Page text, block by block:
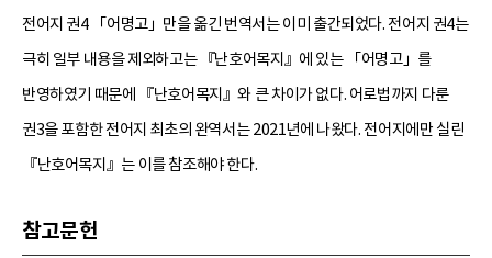
전어지 권4 「어명고」만을 옮긴 번역서는 이미 출간되었다. 전어지 권4는
극히 일부 내용을 제외하고는 『난호어목지』에 있는 「어명고」를
반영하였기 때문에 『난호어목지』와 큰 차이가 없다. 어로법까지 다룬
권3을 포함한 전어지 최초의 완역서는 2021년에 나왔다. 전어지에만 실린
『난호어목지』는 이를 참조해야 한다.
참고문헌